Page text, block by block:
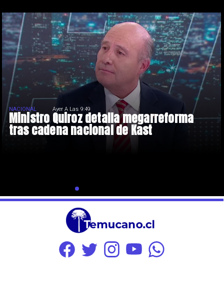
Ministro Quiroz detalla megarreforma
tras cadena nacional de Kast
NACIONAL Ayer A Las 9:49